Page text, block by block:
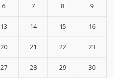
6 7 8 9
13 14 15 16
20 21 22 23
27 28 29 30